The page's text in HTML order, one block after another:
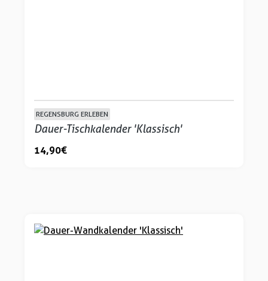
REGENSBURG ERLEBEN
Dauer-Tischkalender 'Klassisch'
14,90 €